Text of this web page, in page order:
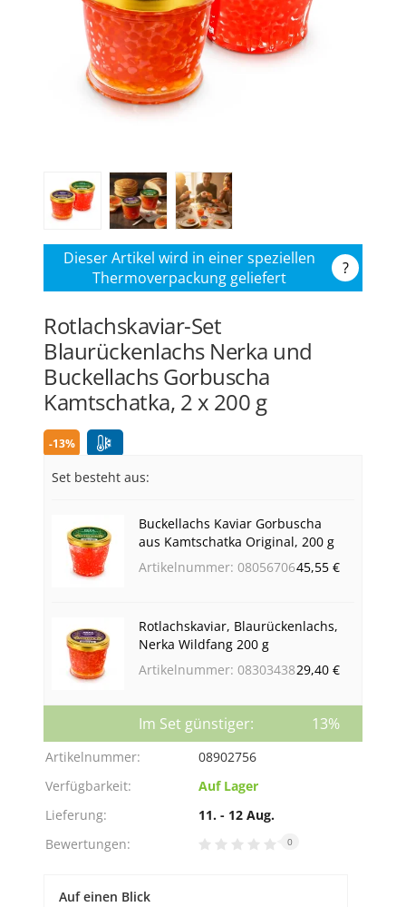
Dieser Artikel wird in einer speziellen
Thermoverpackung geliefert
?
Rotlachskaviar-Set
Blaurückenlachs Nerka und
Buckellachs Gorbuscha
Kamtschatka, 2 x 200 g
-13%
Set besteht aus:
Buckellachs Kaviar Gorbuscha
aus Kamtschatka Original, 200 g
Artikelnummer: 0805670645,55 €
Rotlachskaviar, Blaurückenlachs,
Nerka Wildfang 200 g
Artikelnummer: 0830343829,40 €
Im Set günstiger: 13%
Artikelnummer:
08902756
Verfügbarkeit:
Auf Lager
Lieferung:
11. - 12 Aug.
Bewertungen:
0
Auf einen Blick